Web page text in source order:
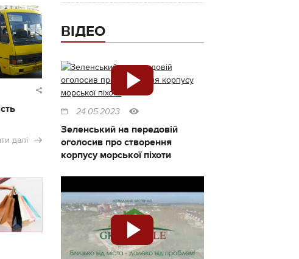
далі
ВІДЕО
24.05.2023
Зеленський на передовій
оголосив про створення
корпусу морської піхоти